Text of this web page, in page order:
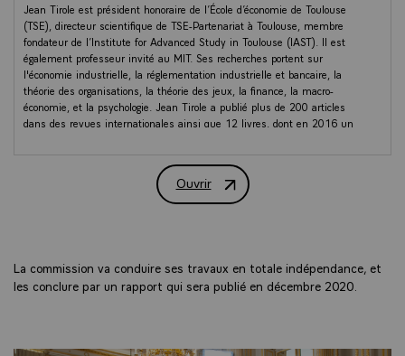
Jean Tirole est président honoraire de l’École d’économie de Toulouse
(TSE), directeur scientifique de TSE-Partenariat à Toulouse, membre
fondateur de l’Institute for Advanced Study in Toulouse (IAST). Il est
également professeur invité au MIT. Ses recherches portent sur
l'économie industrielle, la réglementation industrielle et bancaire, la
théorie des organisations, la théorie des jeux, la finance, la macro-
économie, et la psychologie. Jean Tirole a publié plus de 200 articles
dans des revues internationales ainsi que 12 livres, dont en 2016 un
du CNRS en 2007, et le Prix 2014 de la Banque de Suède en sciences
économiques en mémoire d'Alfred Nobel.
Membres leaders (« Head authors
») :
Ouvrir
Commission d’experts sur les grands
La commission va conduire ses travaux en totale indépendance, et
les conclure par un rapport qui sera publié en décembre 2020.